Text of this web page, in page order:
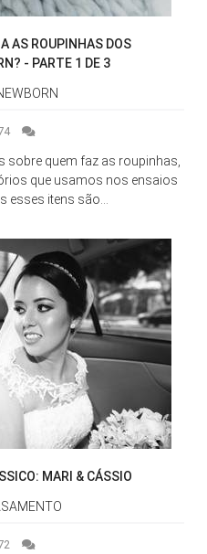
AS ROUPINHAS DOS
- PARTE 1 DE 3
quem faz as roupinhas,
que usamos nos ensaios
esses itens são...
MARI & CÁSSIO